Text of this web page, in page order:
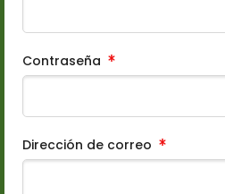
Contraseña
Dirección de correo